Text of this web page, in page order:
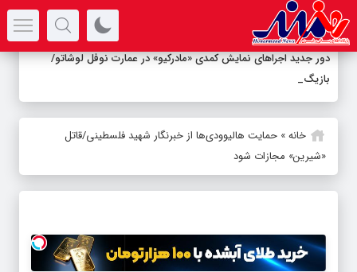
دور جدید اجراهای نمایش کمدی «مادرکیو» در عمارت نوفل لوشاتو/
بازیگران معر
خانه» حمایت هالیوودی‌ها از خبرنگار شهید فلسطینی/قاتل
«شیرین» مجازات شود